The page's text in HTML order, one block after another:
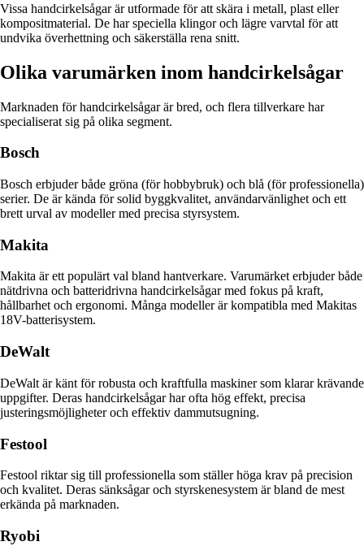
Vissa handcirkelsågar är utformade för att skära i metall, plast eller
kompositmaterial. De har speciella klingor och lägre varvtal för att
undvika överhettning och säkerställa rena snitt.
Olika varumärken inom handcirkelsågar
Marknaden för handcirkelsågar är bred, och flera tillverkare har
specialiserat sig på olika segment.
Bosch
Bosch erbjuder både gröna (för hobbybruk) och blå (för professionella)
serier. De är kända för solid byggkvalitet, användarvänlighet och ett
brett urval av modeller med precisa styrsystem.
Makita
Makita är ett populärt val bland hantverkare. Varumärket erbjuder både
nätdrivna och batteridrivna handcirkelsågar med fokus på kraft,
hållbarhet och ergonomi. Många modeller är kompatibla med Makitas
18V-batterisystem.
DeWalt
DeWalt är känt för robusta och kraftfulla maskiner som klarar krävande
uppgifter. Deras handcirkelsågar har ofta hög effekt, precisa
justeringsmöjligheter och effektiv dammutsugning.
Festool
Festool riktar sig till professionella som ställer höga krav på precision
och kvalitet. Deras sänksågar och styrskenesystem är bland de mest
erkända på marknaden.
Ryobi